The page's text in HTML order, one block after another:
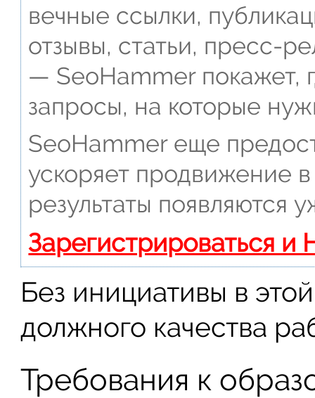
вечные ссылки,
отзывы, статьи, пресс-
— SeoHammer покажет,
запросы, на которые
SeoHammer еще
ускоряет продвижение
результаты появляются
Зарегистрироваться и
Без инициативы в
должного качества
Требования к